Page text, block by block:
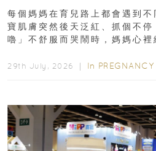
每個媽媽在育兒路上都會遇到
寶肌膚突然後天泛紅、抓個不
嚕」不舒服而哭鬧時，媽媽心
29th July, 2026 ｜ In PREGNANCY